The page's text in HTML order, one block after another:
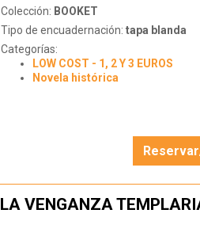
Colección: BOOKET
Tipo de encuadernación: tapa blanda
Categorías:
LOW COST - 1, 2 Y 3 EUROS
Novela histórica
LA VENGANZA